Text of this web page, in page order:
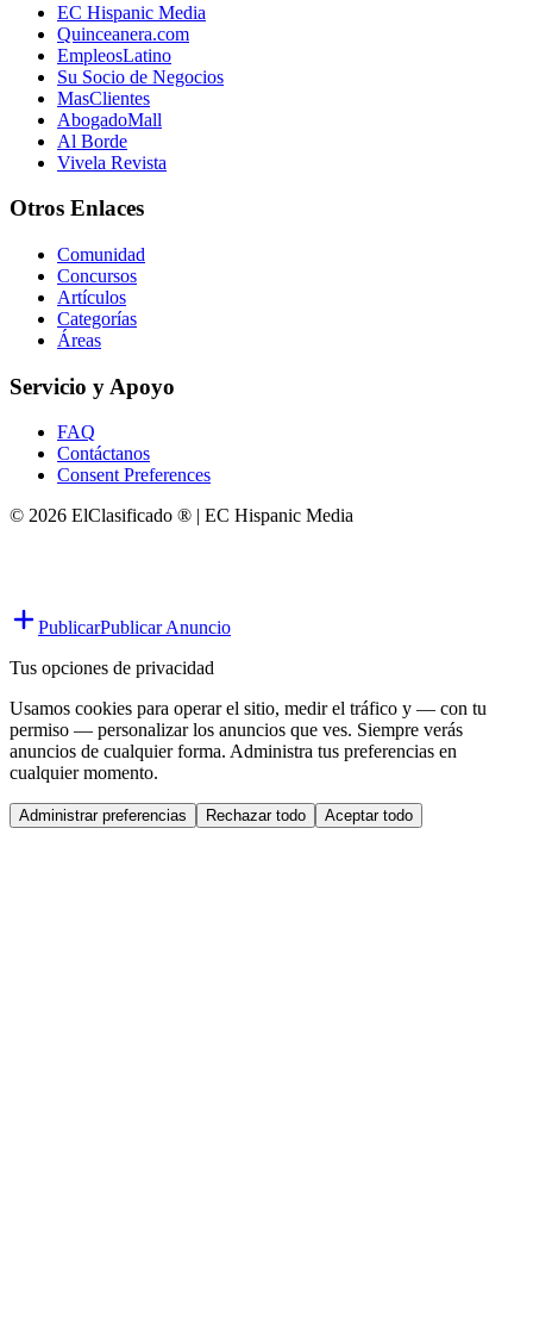
EC Hispanic Media
Quinceanera.com
EmpleosLatino
Su Socio de Negocios
MasClientes
AbogadoMall
Al Borde
Vivela Revista
Otros Enlaces
Comunidad
Concursos
Artículos
Categorías
Áreas
Servicio y Apoyo
FAQ
Contáctanos
Consent Preferences
© 2026 ElClasificado ® | EC Hispanic Media
PublicarPublicar Anuncio
Tus opciones de privacidad
Usamos cookies para operar el sitio, medir el tráfico y — con tu
permiso — personalizar los anuncios que ves. Siempre verás
anuncios de cualquier forma. Administra tus preferencias en
cualquier momento.
Administrar preferencias Rechazar todo Aceptar todo